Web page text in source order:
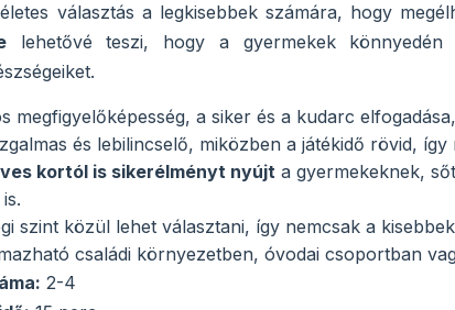
választás a legkisebbek számára, hogy
lehetővé teszi, hogy a gyermekek könnyedén
megfigyelőképesség, a siker és a kudarc
és lebilincselő, miközben a játékidő rövid,
kortól is sikerélményt nyújt a gyermekeknek,
szint közül lehet választani, így nemcsak a
családi környezetben, óvodai csoportban
2-4